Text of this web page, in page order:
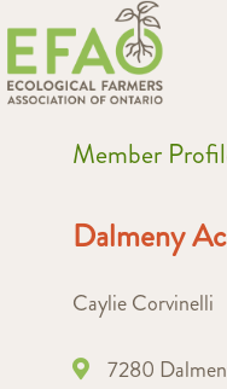
Member
Dalmeny
Caylie Corvinelli
7280